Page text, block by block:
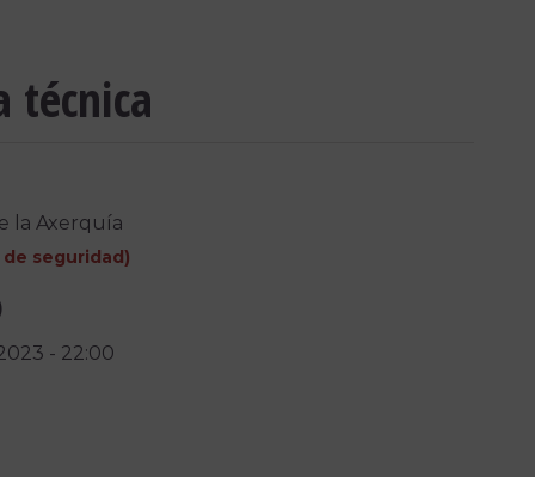
técnica
la Axerquía
seguridad)
- 22:00